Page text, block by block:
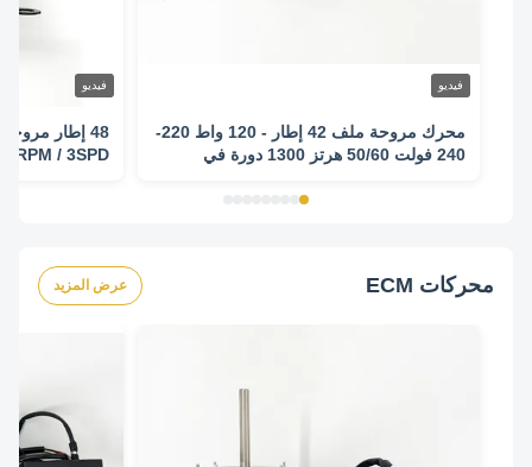
فيديو
محرك مروحة ملف 42 إطار - 120 واط 220-
240 فولت 50/60 هرتز 1300 دورة في
فيديو
/ 3SPD
محركات ECM عرض المزيد